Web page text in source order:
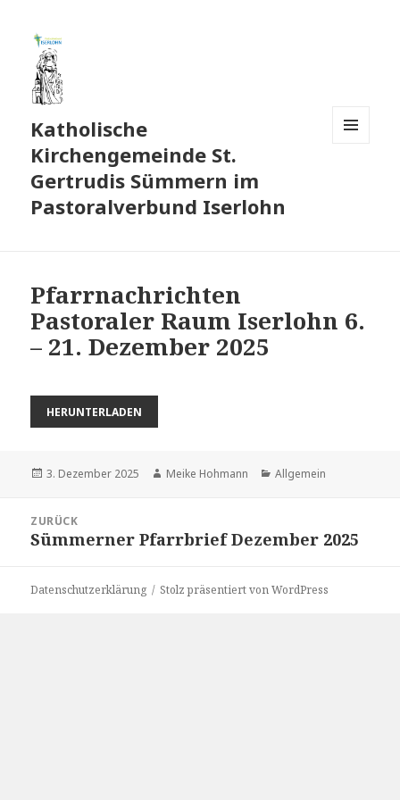
Katholische
Kirchengemeinde St.
Gertrudis Sümmern im
Pastoralverbund Iserlohn
Pfarrnachrichten
Pastoraler Raum Iserlohn 6.
– 21. Dezember 2025
HERUNTERLADEN
Veröffentlicht
3. Dezember 2025 Autor
Meike Hohmann Kategorien
Allgemein
ZURÜCK
Vorheriger
Sümmerner Pfarrbrief Dezember 2025
Datenschutzerklärung Stolz präsentiert von WordPress